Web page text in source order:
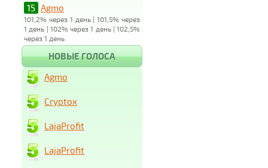
15 Agmo
101,2% через 1 день | 101,5% через
1 день | 102% через 1 день | 102,5%
через 1 день
НОВЫЕ ГОЛОСА
Agmo
Cryptox
LajaProfit
LajaProfit